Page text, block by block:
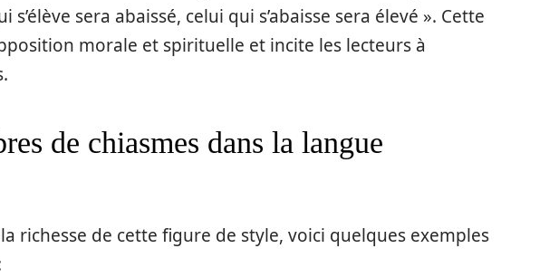
s’élève sera abaissé, celui qui s’abaisse sera élevé ». Cette
morale et spirituelle et incite les lecteurs à
de chiasmes dans la langue
richesse de cette figure de style, voici quelques exemples